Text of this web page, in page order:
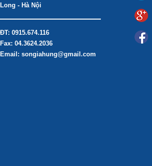
Long - Hà Nội
ĐT: 0915.674.116
Fax: 04.3624.2036
Email: songiahung@gmail.com